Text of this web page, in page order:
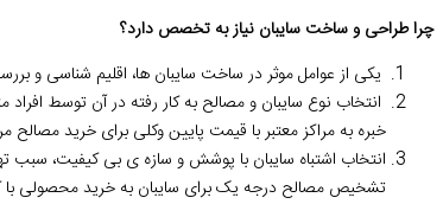
چرا طراحی و ساخت سایبان نیاز به تخصص دارد؟
یکی از عوامل موثر در ساخت سایبان ها، اقلیم شناسی و
انتخاب نوع سایبان و مصالح به کار رفته در آن توسط
خبره به مراکز معتبر با قیمت پایین وکلی برای خرید مصالح
انتخاب اشتباه سایبان با پوشش و سازه ی بی کیفیت،
تشخیص مصالح درجه یک برای سایبان به خرید محصولی با